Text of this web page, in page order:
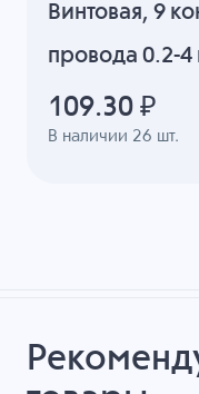
Винтовая, 9
провода 0.2-4
В наличии 26 шт.
109.30 ₽